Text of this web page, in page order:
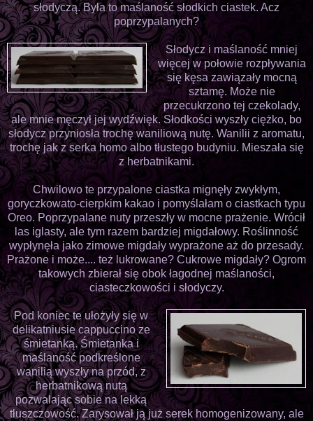
słodyczą. Była to maślaność słodkich ciastek. Acz
poprzypalanych?
Słodycz i maślaność mniej
więcej w połowie rozpływania
się kęsa zawiązały mocną
sztamę. Może nie
przecukrzono tej czekolady,
ale mnie męczył jej wydźwięk. Słodkości wyszły ciężko, bo
słodycz przyniosła trochę waniliową nutę. Wanilii z aromatu,
trochę jak z serka homo albo tłustego budyniu. Mieszała się
z herbatnikami.
Chwilowo te przypalone ciastka mignęły zwykłym,
goryczkowato-cierpkim kakao i pomyślałam o ciastkach typu
Oreo. Poprzypalane nuty przeszły w mocne prażenie. Wrócił
las iglasty, ale tym razem bardziej migdałowy. Roślinność
wypłynęła jako zimowe migdały wyprażone aż do przesady.
Prażone i może.... też lukrowane? Cukrowe migdały? Ogrom
takowych zbierał się obok łagodnej maślaności,
ciasteczkowości i słodyczy.
Pod koniec te ułożyły się w
delikatniusie cappuccino ze
śmietanką. Śmietanka i
maślaność podkreślone
wanilią wyszły na przód, z
herbatnikową nutą
pozwalając sobie na lekką
tłuszczowość. Zarysował ją już serek homogenizowany, ale